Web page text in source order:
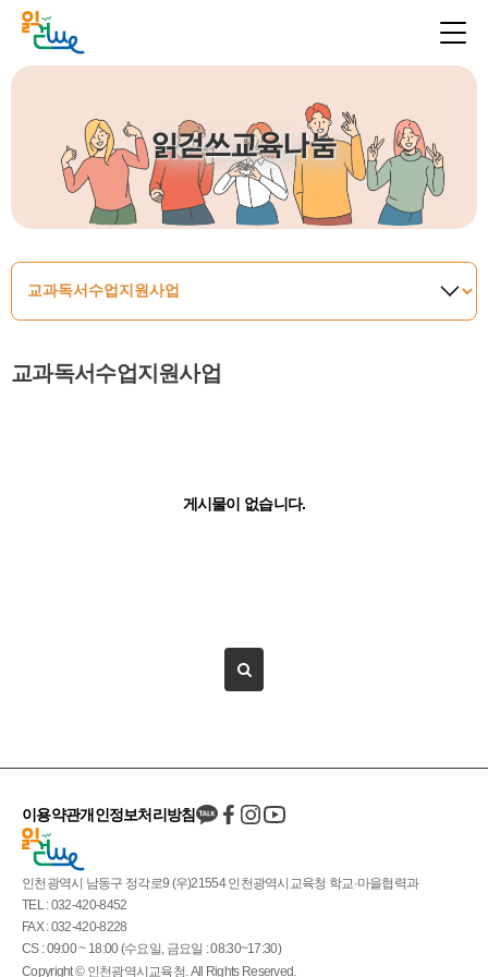
읽걷쓰교육나눔
교과독서수업지원사업
게시물이 없습니다.
인천광역시 남동구 정각로9 (우)21554 인천광역시교육청 학교·마을협력과
TEL : 032-420-8452
FAX : 032-420-8228
CS : 09:00 ~ 18:00 (수요일, 금요일 : 08:30~17:30)
Copyright © 인천광역시교육청. All Rights Reserved.
이용약관개인정보처리방침